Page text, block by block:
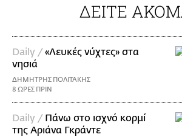
ΔΕΙΤΕ
Daily /«Λευκές νύχτες» στα
νησιά
ΔΗΜΗΤΡΗΣ ΠΟΛΙΤΑΚΗΣ
8 ΩΡΕΣ ΠΡΙΝ
Daily / Πάνω στο ισχνό κορμί
της Αριάνα Γκράντε